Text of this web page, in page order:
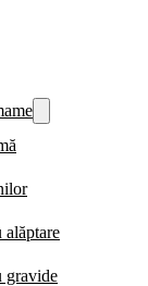
alăptare
gravide